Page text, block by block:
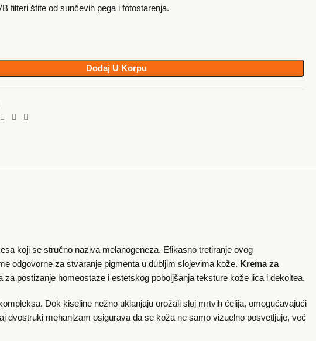
filteri štite od sunčevih pega i fotostarenja.
Dodaj U Korpu
koji se stručno naziva melanogeneza. Efikasno tretiranje ovog
odgovorne za stvaranje pigmenta u dubljim slojevima kože. Krema za
postizanje homeostaze i estetskog poboljšanja teksture kože lica i dekoltea.
Dok kiseline nežno uklanjaju orožali sloj mrtvih ćelija, omogućavajući
dvostruki mehanizam osigurava da se koža ne samo vizuelno posvetljuje, već